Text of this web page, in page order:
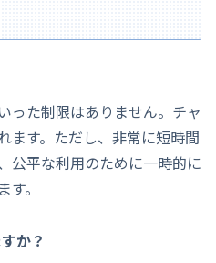
った制限はありません。チャ
ます。ただし、非常に短時間
公平な利用のために一時的に
。
か？